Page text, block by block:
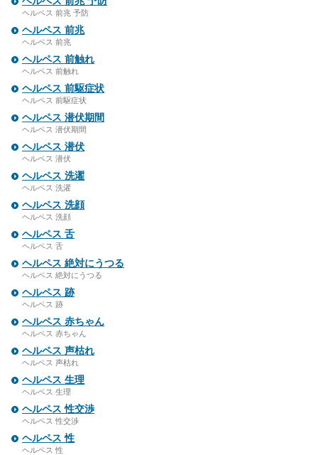
ヘルペス 前兆 予防
ヘルペス 前兆
ヘルペス 前兆
ヘルペス 前触れ
ヘルペス 前触れ
ヘルペス 前駆症状
ヘルペス 前駆症状
ヘルペス 潜伏期間
ヘルペス 潜伏期間
ヘルペス 潜伏
ヘルペス 潜伏
ヘルペス 洗濯
ヘルペス 洗濯
ヘルペス 洗顔
ヘルペス 洗顔
ヘルペス 舌
ヘルペス 舌
ヘルペス 絶対にうつる
ヘルペス 絶対にうつる
ヘルペス 跡
ヘルペス 跡
ヘルペス 赤ちゃん
ヘルペス 赤ちゃん
ヘルペス 声枯れ
ヘルペス 声枯れ
ヘルペス 生理
ヘルペス 生理
ヘルペス 性交渉
ヘルペス 性交渉
ヘルペス 性
ヘルペス 性